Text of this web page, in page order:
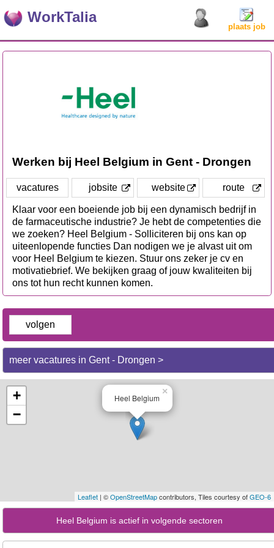
WorkTalia
plaats job
Werken bij Heel Belgium in Gent - Drongen
vacatures jobsite website route
Klaar voor een boeiende job bij een dynamisch bedrijf in
de farmaceutische industrie? Je hebt de competenties die
we zoeken? Heel Belgium - Solliciteren bij ons kan op
uiteenlopende functies Dan nodigen we je alvast uit om
voor Heel Belgium te kiezen. Stuur ons zeker je cv en
motivatiebrief. We bekijken graag of jouw kwaliteiten bij
ons tot hun recht kunnen komen.
volgen
meer vacatures in Gent - Drongen >
Heel Belgium
×
+
−
Leaflet | ©OpenStreetMapcontributors, Tiles courtesy ofGEO-6
Heel Belgium is actief in volgende sectoren